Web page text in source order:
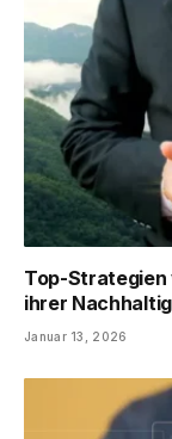
Top-Strategien
ihrer
Januar 13, 2026